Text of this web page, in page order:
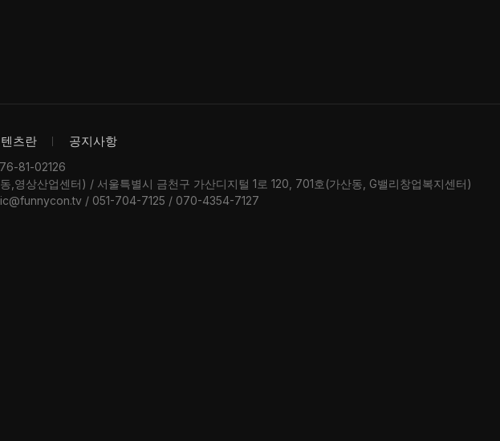
츠란 공지사항
81-02126
영상산업센터) / 서울특별시 금천구 가산디지털 1로 120, 701호(가산동, G밸리창업복지센터)
/ 051-704-7125 / 070-4354-7127